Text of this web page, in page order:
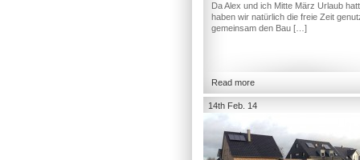
Da Alex und ich Mitte März Urlaub
haben wir natürlich die freie Zeit
gemeinsam den Bau […]
Read more
14th Feb. 14